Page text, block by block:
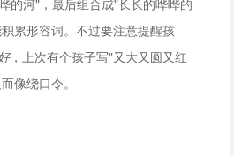
的河"，最后组合成"长长的哗哗的
累形容词。不过要注意提醒孩
，上次有个孩子写"又大又圆又红
像绕口令。